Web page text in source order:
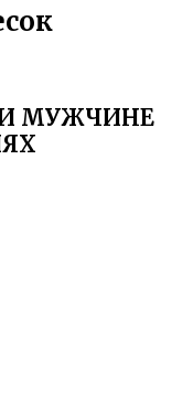
МУЖЧИНЕ